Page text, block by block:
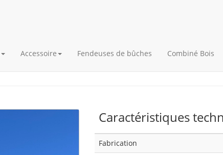
Accessoire Fendeuses de bûches Combiné Bois
Caractéristiques
Fabrication